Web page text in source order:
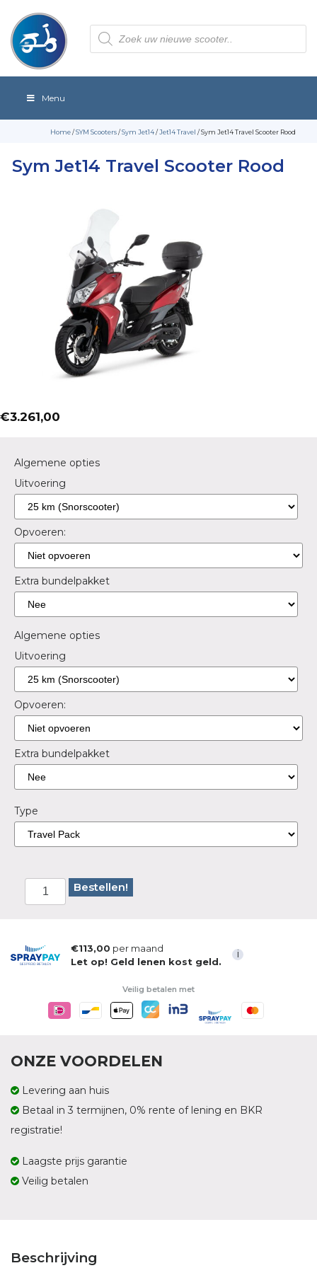
Producten
zoeken
Menu
Home/SYM Scooters/Sym Jet14/Jet14 Travel / Sym Jet14 Travel Scooter Rood
Sym Jet14 Travel Scooter Rood
€3.261,00
Algemene opties
Uitvoering
Opvoeren:
Extra bundelpakket
Algemene opties
Uitvoering
Opvoeren:
Extra bundelpakket
Type
Bestellen!
€113,00 per maand
Let op! Geld lenen kost geld.
i
Veilig betalen met
ONZE VOORDELEN
Levering aan huis
Betaal in 3 termijnen, 0% rente of lening en BKR
registratie!
Laagste prijs garantie
Veilig betalen
Beschrijving